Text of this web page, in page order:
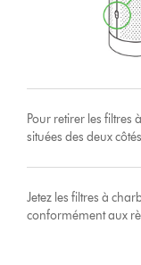
Pour retirer les filtres
situées des deux
Jetez les filtres à
conformément aux